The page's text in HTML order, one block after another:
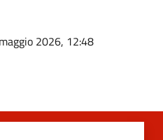
2026, 12:48